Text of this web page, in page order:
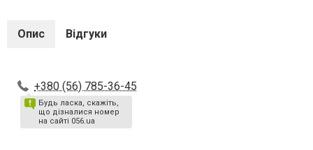
Опис Відгуки
+380 (56) 785-36-45
Будь ласка, скажіть,
що дізналися номер
на сайті 056.ua